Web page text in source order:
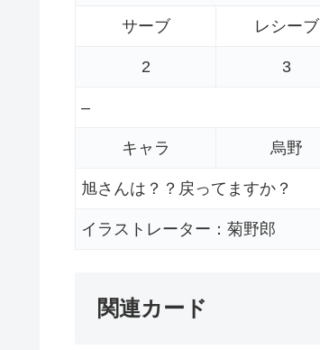
サーブ レシーブ
2 3
–
キャラ 烏野
旭さんは？？戻ってますか？
イラストレーター：菊野郎
関連カード